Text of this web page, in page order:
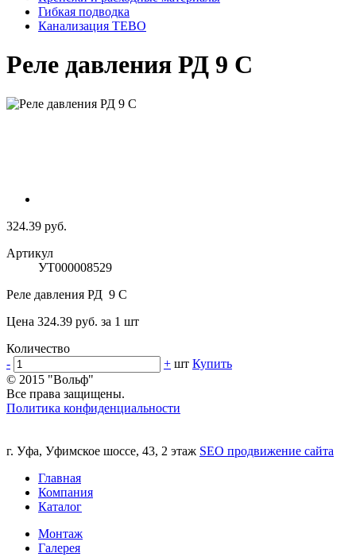
Гибкая подводка
Канализация ТЕВО
Реле давления РД 9 C
324.39 руб.
Артикул
УТ000008529
Реле давления РД 9 C
Цена 324.39 руб. за 1 шт
Количество
-
+ шт Купить
© 2015 "Вольф"
Все права защищены.
Политика конфиденциальности
г. Уфа, Уфимское шоссе, 43, 2 этаж SEO продвижение сайта
Главная
Компания
Каталог
Монтаж
Галерея